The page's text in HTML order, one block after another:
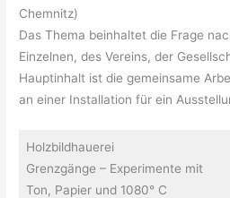
Chemnitz)
Das Thema beinhaltet die Frage
Einzelnen, des Vereins, der
Hauptinhalt ist die gemeinsame
an einer Installation für ein
Holzbildhauerei
Grenzgänge – Experimente mit
Ton, Papier und 1080° C